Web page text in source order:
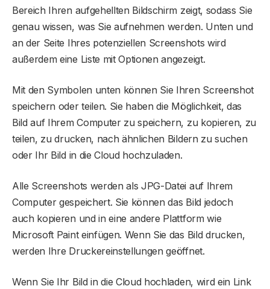
Bereich Ihren aufgehellten Bildschirm zeigt, sodass Sie
genau wissen, was Sie aufnehmen werden. Unten und
an der Seite Ihres potenziellen Screenshots wird
außerdem eine Liste mit Optionen angezeigt.
Mit den Symbolen unten können Sie Ihren Screenshot
speichern oder teilen. Sie haben die Möglichkeit, das
Bild auf Ihrem Computer zu speichern, zu kopieren, zu
teilen, zu drucken, nach ähnlichen Bildern zu suchen
oder Ihr Bild in die Cloud hochzuladen.
Alle Screenshots werden als JPG-Datei auf Ihrem
Computer gespeichert. Sie können das Bild jedoch
auch kopieren und in eine andere Plattform wie
Microsoft Paint einfügen. Wenn Sie das Bild drucken,
werden Ihre Druckereinstellungen geöffnet.
Wenn Sie Ihr Bild in die Cloud hochladen, wird ein Link